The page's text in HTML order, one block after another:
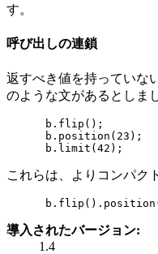
す。
呼び出しの連鎖
返すべき値を持っていな
のような文があるとしま
b.flip();
b.position(23);
b.limit(42);
これらは、よりコンパク
導入されたバージョン:
1.4